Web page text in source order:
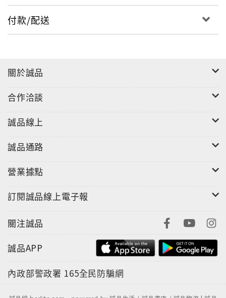
付款/配送
關於誠品
合作洽談
誠品線上
誠品通路
營業據點
訂閱誠品線上電子報
關注誠品
誠品APP
內政部警政署 165全民防騙網